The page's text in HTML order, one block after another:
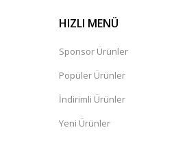
HIZLI MENÜ
Sponsor Ürünler
Popüler Ürünler
İndirimli Ürünler
Yeni Ürünler